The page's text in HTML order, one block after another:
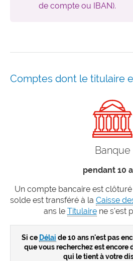
de compte ou IBAN).
Comptes dont le titulaire
Banque
pendant 10
Un compte bancaire est
solde est transféré à la Caisse
ans le Titulairene s'est
Si ce Délai de 10 ans n'est pas
que vous recherchez est encore
qui le tient à votre